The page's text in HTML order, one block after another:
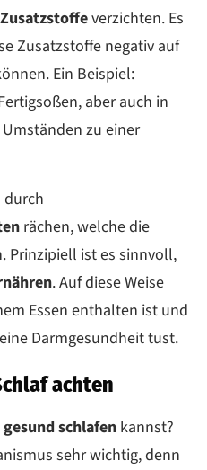
verzichten. Es
Zusatzstoffe negativ auf
Ein Beispiel:
aber auch in
zu einer
durch
rächen, welche die
Prinzipiell ist es sinnvoll,
. Auf diese Weise
Essen enthalten ist und
Darmgesundheit tust.
achten
gesund schlafen kannst?
sehr wichtig, denn